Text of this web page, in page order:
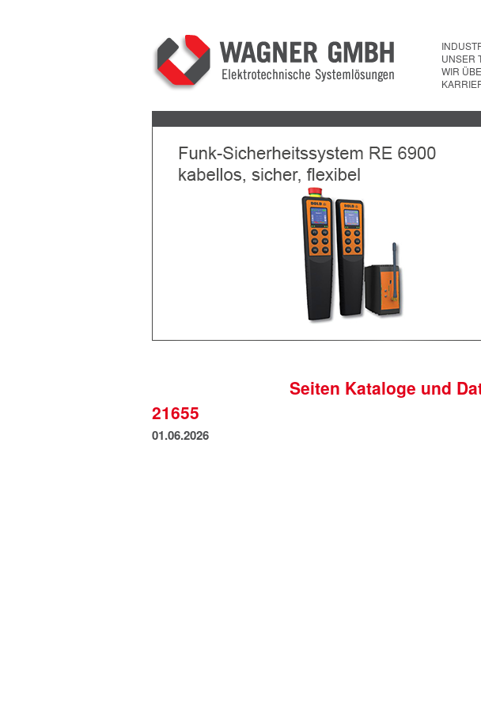
UNSER
WIR
Next
Seiten Kataloge und
21655
01.06.2026